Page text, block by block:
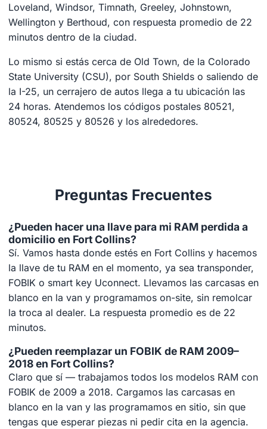
Loveland, Windsor, Timnath, Greeley, Johnstown,
Wellington y Berthoud, con respuesta promedio de 22
minutos dentro de la ciudad.
Lo mismo si estás cerca de Old Town, de la Colorado
State University (CSU), por South Shields o saliendo de
la I-25, un cerrajero de autos llega a tu ubicación las
24 horas. Atendemos los códigos postales 80521,
80524, 80525 y 80526 y los alrededores.
Preguntas Frecuentes
¿Pueden hacer una llave para mi RAM perdida a
domicilio en Fort Collins?
Sí. Vamos hasta donde estés en Fort Collins y hacemos
la llave de tu RAM en el momento, ya sea transponder,
FOBIK o smart key Uconnect. Llevamos las carcasas en
blanco en la van y programamos on-site, sin remolcar
la troca al dealer. La respuesta promedio es de 22
minutos.
¿Pueden reemplazar un FOBIK de RAM 2009–
2018 en Fort Collins?
Claro que sí — trabajamos todos los modelos RAM con
FOBIK de 2009 a 2018. Cargamos las carcasas en
blanco en la van y las programamos en sitio, sin que
tengas que esperar piezas ni pedir cita en la agencia.